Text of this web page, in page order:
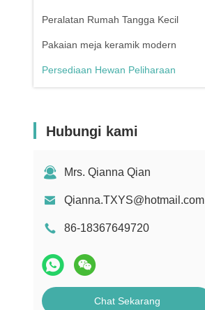
Peralatan Rumah Tangga Kecil
Pakaian meja keramik modern
Persediaan Hewan Peliharaan
Hubungi kami
Mrs. Qianna Qian
Qianna.TXYS@hotmail.com
86-18367649720
Chat Sekarang